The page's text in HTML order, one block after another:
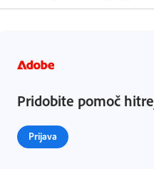
Pridobite pomoč
Prijava